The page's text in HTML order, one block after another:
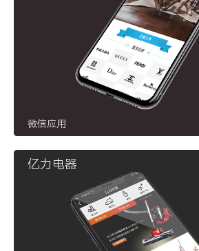
微信应用
亿力电器